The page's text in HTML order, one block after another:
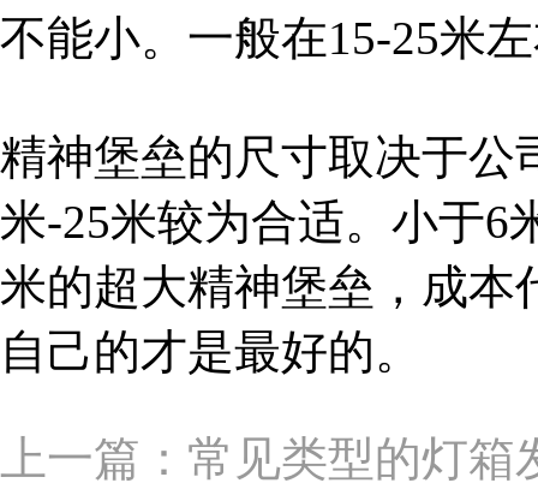
不能小。一般在15-25米
精神堡垒的尺寸取决于公
米-25米较为合适。小于6
米的超大精神堡垒，成本
自己的才是最好的。
上一篇：常见类型的灯